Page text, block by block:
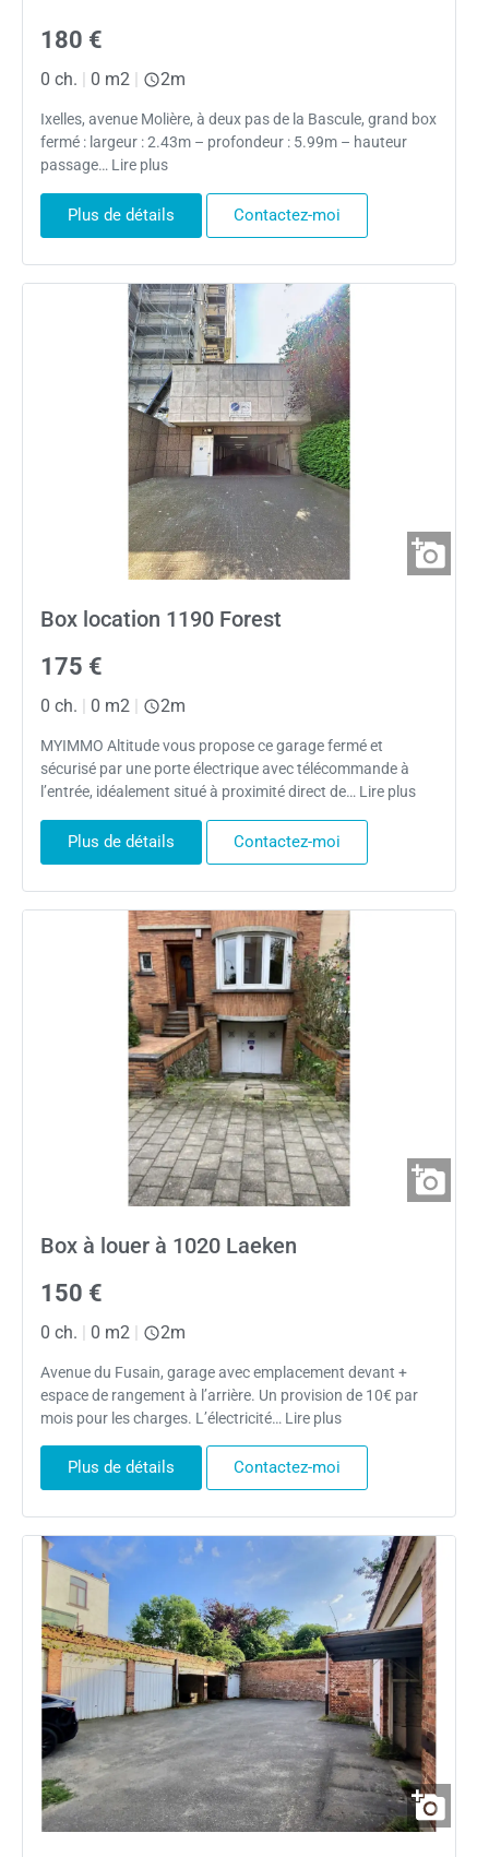
180 €
0 ch. | 0 m2 | 2m
Ixelles, avenue Molière, à deux pas de la Bascule, grand box
fermé : largeur : 2.43m – profondeur : 5.99m – hauteur
passage… Lire plus
Plus de détails Contactez-moi
Box location 1190 Forest
175 €
0 ch. | 0 m2 | 2m
MYIMMO Altitude vous propose ce garage fermé et
sécurisé par une porte électrique avec télécommande à
l’entrée, idéalement situé à proximité direct de… Lire plus
Plus de détails Contactez-moi
Box à louer à 1020 Laeken
150 €
0 ch. | 0 m2 | 2m
Avenue du Fusain, garage avec emplacement devant +
espace de rangement à l’arrière. Un provision de 10€ par
mois pour les charges. L’électricité… Lire plus
Plus de détails Contactez-moi